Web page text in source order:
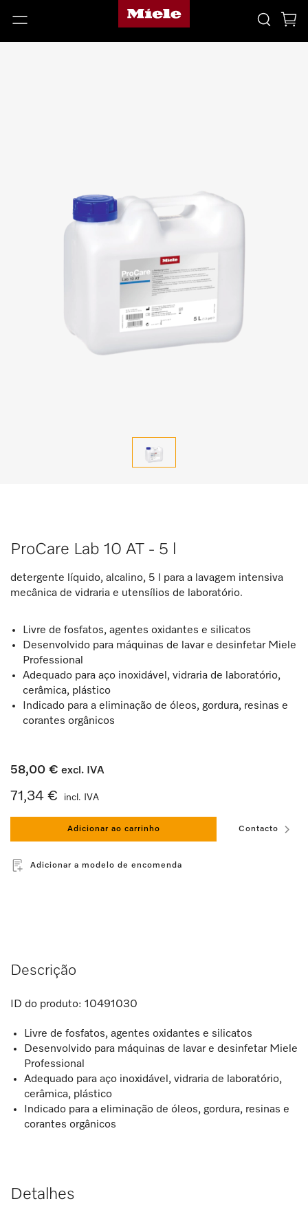
ProCare Lab 10 AT - 5 l
detergente líquido, alcalino, 5 l para a lavagem intensiva
mecânica de vidraria e utensílios de laboratório.
Livre de fosfatos, agentes oxidantes e silicatos
Desenvolvido para máquinas de lavar e desinfetar Miele
Professional
Adequado para aço inoxidável, vidraria de laboratório,
cerâmica, plástico
Indicado para a eliminação de óleos, gordura, resinas e
corantes orgânicos
58,00 € excl. IVA
71,34 € incl. IVA
Adicionar ao carrinho Contacto
Adicionar a modelo de encomenda
Descrição
ID do produto: 10491030
Livre de fosfatos, agentes oxidantes e silicatos
Desenvolvido para máquinas de lavar e desinfetar Miele
Professional
Adequado para aço inoxidável, vidraria de laboratório,
cerâmica, plástico
Indicado para a eliminação de óleos, gordura, resinas e
corantes orgânicos
Detalhes